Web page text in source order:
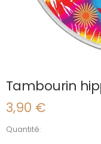
Tambourin
3,90 €
Quantité:
quantité